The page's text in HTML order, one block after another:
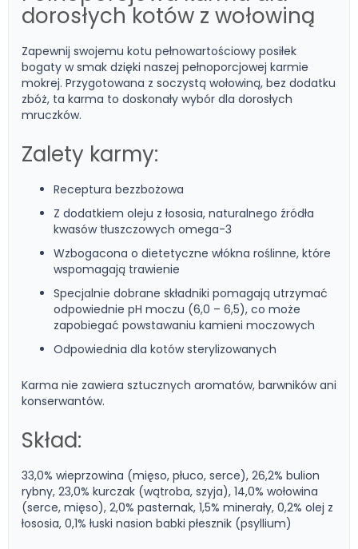
dorosłych kotów z wołowiną
Zapewnij swojemu kotu pełnowartościowy posiłek
bogaty w smak dzięki naszej pełnoporcjowej karmie
mokrej. Przygotowana z soczystą wołowiną, bez dodatku
zbóż, ta karma to doskonały wybór dla dorosłych
mruczków.
Zalety karmy:
Receptura bezzbożowa
Z dodatkiem oleju z łososia, naturalnego źródła
kwasów tłuszczowych omega-3
Wzbogacona o dietetyczne włókna roślinne, które
wspomagają trawienie
Specjalnie dobrane składniki pomagają utrzymać
odpowiednie pH moczu (6,0 – 6,5), co może
zapobiegać powstawaniu kamieni moczowych
Odpowiednia dla kotów sterylizowanych
Karma nie zawiera sztucznych aromatów, barwników ani
konserwantów.
Skład:
33,0% wieprzowina (mięso, płuco, serce), 26,2% bulion
rybny, 23,0% kurczak (wątroba, szyja), 14,0% wołowina
(serce, mięso), 2,0% pasternak, 1,5% minerały, 0,2% olej z
łososia, 0,1% łuski nasion babki płesznik (psyllium)